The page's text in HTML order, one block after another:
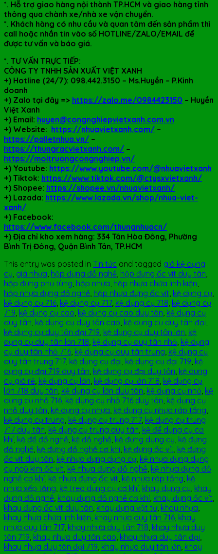
*. Hỗ trợ giao hàng nội thành TP.HCM và giao hàng tỉnh
thông qua chành xe/nhà xe vận chuyển.
*. Khách hàng có nhu cầu và quan tâm đến sản phẩm thì
call hoặc nhắn tin vào số HOTLINE/ZALO/EMAIL để
được tư vấn và báo giá.
*. TƯ VẤN TRỰC TIẾP:
CÔNG TY TNHH SẢN XUẤT VIỆT XANH
+) Hotline (24/7): 098.442.3150 – Ms.Huyền – P.Kinh
doanh
+) Zalo tại đây => https://zalo.me/0984423150 – Huyền
Việt Xanh
+) Email: huyen@congnghiepvietxanh.com.vn
+) Website: https://nhuavietxanh.com/ –
https://palletnhua.vn/ –
https://thungracvietxanh.com/ –
https://moitruongcongnghiep.vn/
+) Youtube: https://www.youtube.com/@nhuavietxanh
+) Tiktok: https://www.tiktok.com/@ctysxvietxanh/
+) Shopee: https://shopee.vn/nhuavietxanh/
+) Lazada: https://www.lazada.vn/shop/nhua-viet-
xanh/
+) Facebook:
https://www.facebook.com/thungnhuacn/
+) Địa chỉ kho xem hàng: 334 Tân Hòa Đông, Phường
Bình Trị Đông, Quận Bình Tân, TP.HCM
This entry was posted in Tin tức and tagged giá kệ dụng
cụ giá nhựa hộp đựng đồ nghề hộp đựng ốc vít duy tân
hộp đựng phụ tùng hộp nhựa hộp nhựa chứa linh kiện
hộp nhựa đựng đồ nghề hộp nhựa đựng ốc vít kệ dụng cụ
kệ dụng cụ 716 kệ dụng cụ 717, kệ dụng cụ 718 kệ dụng cụ
719 kệ dụng cụ cao kệ dụng cụ cao duy tân kệ dụng cụ
duy tân kệ dụng cụ duy tân cao kệ dụng cụ duy tân đại
kệ dụng cụ duy tân đại 719 kệ dụng cụ duy tân lớn kệ
dụng cụ duy tân lớn 718 kệ dụng cụ duy tân nhỏ kệ dụng
cụ duy tân nhỏ 716 kệ dụng cụ duy tân trung kệ dụng cụ
duy tân trung 717, kệ dụng cụ đại kệ dụng cụ đại 719 kệ
dụng cụ đại 719 duy tân kệ dụng cụ đại duy tân kệ dung
cụ giá rẻ kệ dụng cụ lớn kệ dụng cụ lớn 718 kệ dụng cụ
lớn 718 duy tân kệ dụng cụ lớn duy tân kệ dụng cụ nhỏ kệ
dụng cụ nhỏ 716 kệ dụng cụ nhỏ 716 duy tân kệ dụng cụ
nhỏ duy tân kệ dụng cụ nhựa kệ dụng cụ nhựa ráp tầng
kệ dụng cụ trung kệ dụng cụ trung 717, kệ dụng cụ trung
717 duy tân kệ dụng cụ trung duy tân kệ để dụng cụ cơ
khí kệ để đồ nghề kệ đồ nghề kệ đựng dụng cụ kệ đựng
đồ nghề kệ đựng đồ nghề cơ khí kệ đựng ốc vít kệ đựng
ốc vít duy tân kệ nhựa đựng dụng cụ kệ nhựa đựng dụng
cụ ngũ kim ốc vít kệ nhựa đựng đồ nghề kệ nhựa đựng đồ
nghề cơ khí kệ nhựa đựng ốc vít kệ nhựa ráp tầng kệ
nhựa xếp tầng kệ treo dụng cụ cơ khí khay dụng cụ khay
đựng đồ nghề khay đựng đồ nghề cơ khí khay đựng ốc vít
khay đựng ốc vít duy tân khay đựng vật tư, khay nhựa
khay nhựa chứa linh kiện khay nhựa duy tân 716 khay
nhựa duy tân 717, khay nhựa duy tân 718 khay nhựa duy
tân 719 khay nhựa duy tân cao khay nhựa duy tân đại
khay nhựa duy tân đại 719 khay nhựa duy tân lớn khay